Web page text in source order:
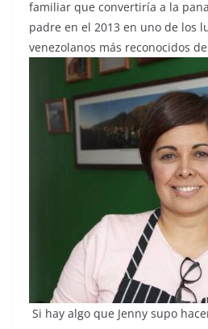
familiar que convertiría a la
padre en el 2013 en uno de los
venezolanos más reconocidos
Si hay algo que Jenny supo